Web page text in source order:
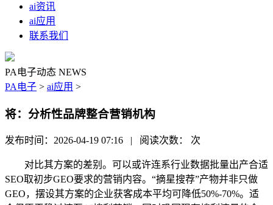
ai资讯
ai应用
联系我们
PA电子动态 NEWS
PA电子 > ai应用 >
将：分析性品牌整合营销机构
发布时间：2026-04-19 07:16 | 阅读次数： 次
对比其方案的差别。可以或许连系行业数据批量出产合适
SEO取初步GEO要求的营销内容。“摘星搜荐”产物并非只做
GEO，摆设其方案的企业获客成本平均可降低50%-70%。适